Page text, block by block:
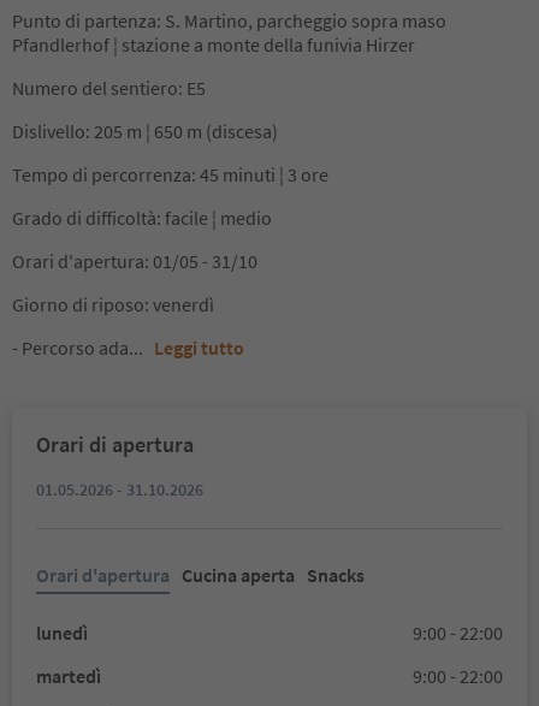
Punto di partenza: S. Martino, parcheggio sopra maso
Pfandlerhof ¦ stazione a monte della funivia Hirzer
Numero del sentiero: E5
Dislivello: 205 m ¦ 650 m (discesa)
Tempo di percorrenza: 45 minuti ¦ 3 ore
Grado di difficoltà: facile ¦ medio
Orari d'apertura: 01/05 - 31/10
Giorno di riposo: venerdì
- Percorso ada... Leggi tutto
Orari di apertura
01.05.2026 - 31.10.2026
Orari d'apertura Cucina aperta Snacks
lunedì
9:00 - 22:00
martedì
9:00 - 22:00